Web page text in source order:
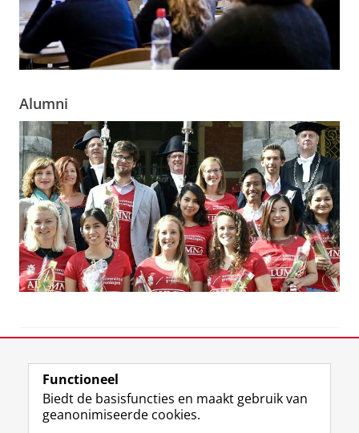
Alumni
View this page in:English
Functioneel
Biedt de basisfuncties en maakt gebruik van
geanonimiseerde cookies.